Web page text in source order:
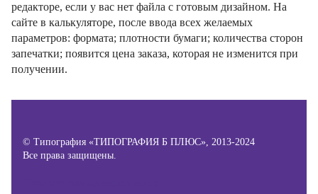
редакторе, если у вас нет файла с готовым дизайном. На
сайте в калькуляторе, после ввода всех желаемых
параметров: формата; плотности бумаги; количества сторон
запечатки; появится цена заказа, которая не изменится при
получении.
© Типография «ТИПОГРАФИЯ Б ПЛЮС», 2013-2024
Все права защищены.